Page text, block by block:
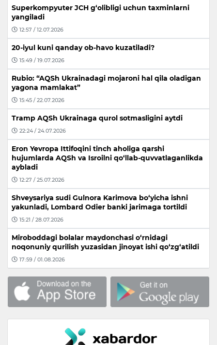
Superkompyuter JCH g‘olibligi uchun taxminlarni
yangiladi
12:57 / 12.07.2026
20-iyul kuni qanday ob-havo kuzatiladi?
15:49 / 19.07.2026
Rubio: “AQSh Ukrainadagi mojaroni hal qila oladigan
yagona mamlakat”
15:45 / 22.07.2026
Tramp AQSh Ukrainaga qurol sotmasligini aytdi
22:24 / 24.07.2026
Eron Yevropa Ittifoqini tinch aholiga qarshi
hujumlarda AQSh va Isroilni qo‘llab-quvvatlaganlikda
aybladi
12:27 / 25.07.2026
Shveysariya sudi Gulnora Karimova bo‘yicha ishni
yakunladi, Lombard Odier banki jarimaga tortildi
15:21 / 28.07.2026
Miroboddagi bolalar maydonchasi o‘rnidagi
noqonuniy qurilish yuzasidan jinoyat ishi qo‘zg‘atildi
17:59 / 01.08.2026